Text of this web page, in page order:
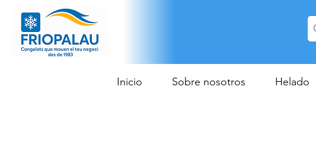
Inicio Sobre nosotros Helado